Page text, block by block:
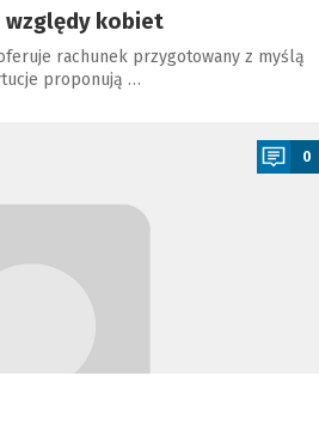
względy kobiet
rachunek przygotowany z myślą
proponują …
0